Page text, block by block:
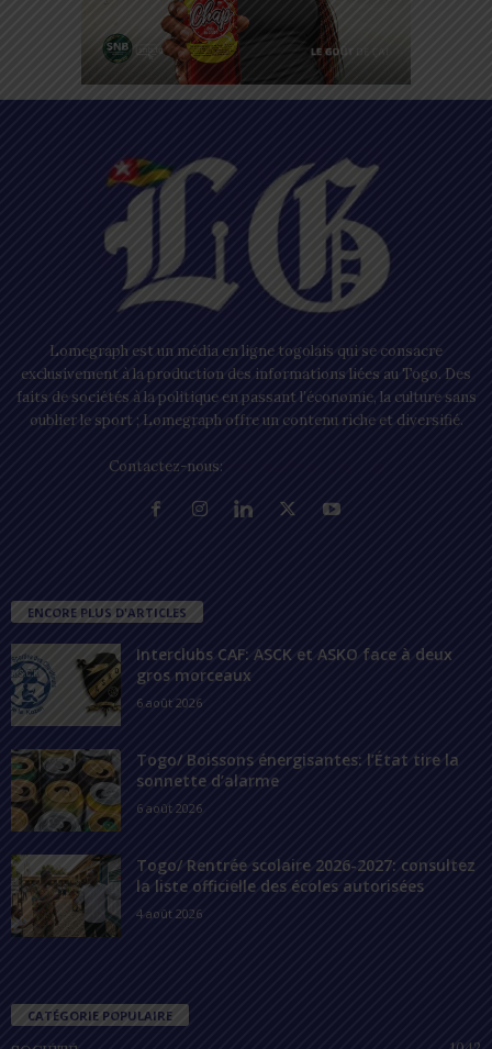
Lomegraph est un média en ligne togolais qui se consacre
exclusivement à la production des informations liées au Togo. Des
faits de sociétés à la politique en passant l’économie, la culture sans
oublier le sport ; Lomegraph offre un contenu riche et diversifié.
Contactez-nous:
ENCORE PLUS D'ARTICLES
Interclubs CAF: ASCK et ASKO face à deux
gros morceaux
6 août 2026
Togo/ Boissons énergisantes: l’État tire la
sonnette d’alarme
6 août 2026
Togo/ Rentrée scolaire 2026-2027: consultez
la liste officielle des écoles autorisées
4 août 2026
CATÉGORIE POPULAIRE